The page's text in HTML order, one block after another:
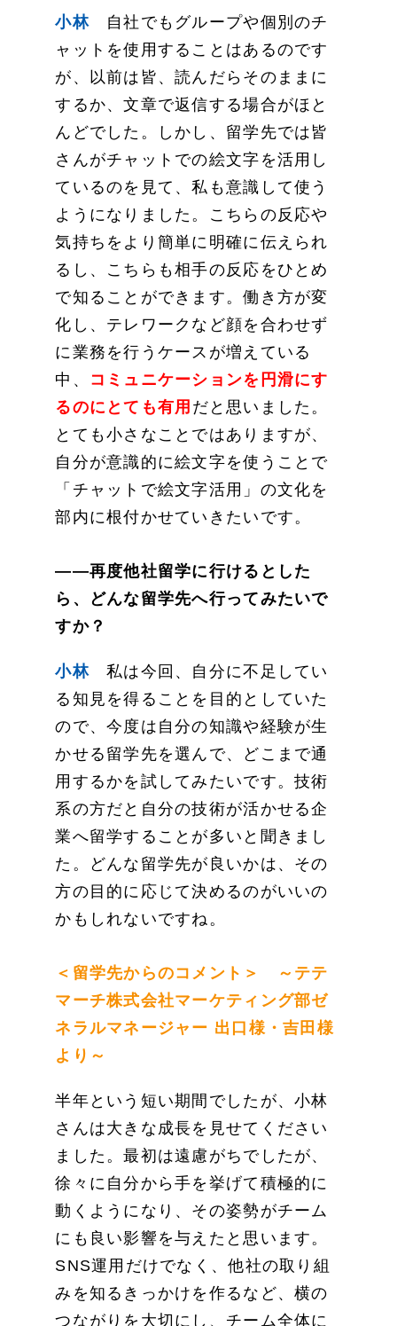
小林自社でもグループや個別のチ
ャットを使用することはあるのです
が、以前は皆、読んだらそのままに
するか、文章で返信する場合がほと
んどでした。しかし、留学先では皆
さんがチャットでの絵文字を活用し
ているのを見て、私も意識して使う
ようになりました。こちらの反応や
気持ちをより簡単に明確に伝えられ
るし、こちらも相手の反応をひとめ
で知ることができます。働き方が変
化し、テレワークなど顔を合わせず
に業務を行うケースが増えている
中、
コミュニケーションを円滑にす
るのにとても有用 だと思いました。
とても小さなことではありますが、
自分が意識的に絵文字を使うことで
「チャットで絵文字活用」の文化を
部内に根付かせていきたいです。
——再度他社留学に行けるとした
ら、どんな留学先へ行ってみたいで
すか？
小林私は今回、自分に不足してい
る知見を得ることを目的としていた
ので、今度は自分の知識や経験が生
かせる留学先を選んで、どこまで通
用するかを試してみたいです。技術
系の方だと自分の技術が活かせる企
業へ留学することが多いと聞きまし
た。どんな留学先が良いかは、その
方の目的に応じて決めるのがいいの
かもしれないですね。
＜留学先からのコメント＞ ～テテ
マーチ株式会社マーケティング部ゼ
ネラルマネージャー 出口様・吉田様
より～
半年という短い期間でしたが、小林
さんは大きな成長を見せてください
ました。最初は遠慮がちでしたが、
徐々に自分から手を挙げて積極的に
動くようになり、その姿勢がチーム
にも良い影響を与えたと思います。
SNS運用だけでなく、他社の取り組
みを知るきっかけを作るなど、横の
つながりを大切にし、チーム全体に